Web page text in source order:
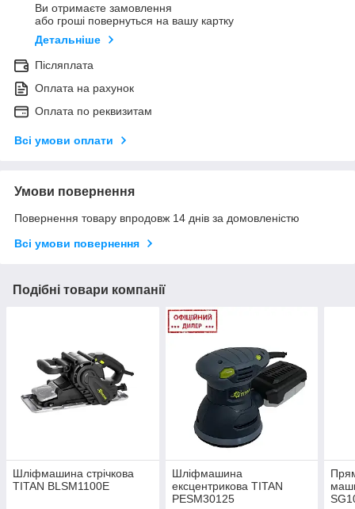
Ви отримаєте замовлення
або гроші повернуться на вашу картку
Детальніше
Післяплата
Оплата на рахунок
Оплата по реквизитам
Всі умови оплати
Умови повернення
Повернення товару впродовж 14 днів за домовленістю
Всі умови повернення
Подібні товари компанії
Шліфмашина стрічкова
TITAN BLSM1100E
Шліфмашина
ексцентрикова TITAN
PESM30125